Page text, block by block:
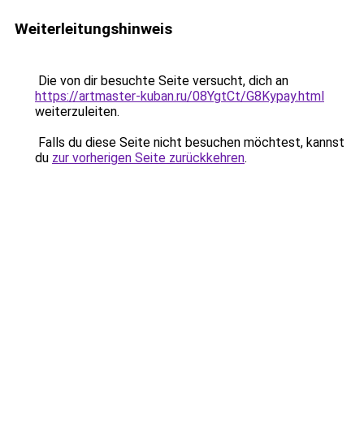
Weiterleitungshinweis
Die von dir besuchte Seite versucht, dich an
https://artmaster-kuban.ru/08YgtCt/G8Kypay.html
weiterzuleiten.
Falls du diese Seite nicht besuchen möchtest, kannst
du zur vorherigen Seite zurückkehren.